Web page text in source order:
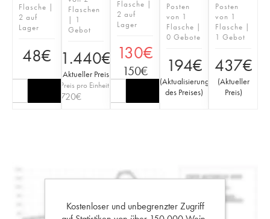
Flasche |
2 auf
Lager
48€
Flaschen
| 1
Gebot
1.440€
Aktueller Preis)
Preis pro Einheit
720€
Flasche |
2 auf
Lager
130€
150€
Posten
von 1
Flasche |
0 Gebote
194€
(Aktualisierung
des Preises)
Posten
von 1
Flasche |
1 Gebot
437€
(Aktueller
Preis)
Kostenloser und unbegrenzter Zugriff